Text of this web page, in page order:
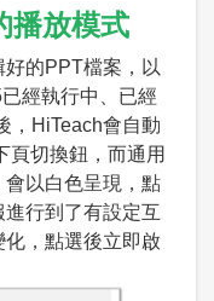
播放模式
的PPT檔案，以
經執行中、已經
，HiTeach會自動
頁切換鈕，而通用
以白色呈現，點
行到了有設定互
，點選後立即啟